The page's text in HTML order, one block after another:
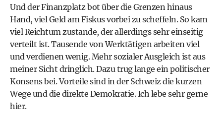
Und der Finanzplatz bot über die Grenzen hinaus
Hand, viel Geld am Fiskus vorbei zu scheffeln. So kam
viel Reichtum zustande, der allerdings sehr einseitig
verteilt ist. Tausende von Werktätigen arbeiten viel
und verdienen wenig. Mehr sozialer Ausgleich ist aus
meiner Sicht dringlich. Dazu trug lange ein politischer
Konsens bei. Vorteile sind in der Schweiz die kurzen
Wege und die direkte Demokratie. Ich lebe sehr gerne
hier.